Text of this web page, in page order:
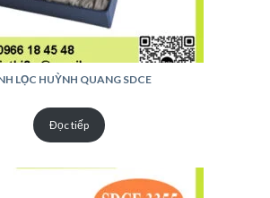
LỌC HUỲNH QUANG SDCE
Đọc tiếp